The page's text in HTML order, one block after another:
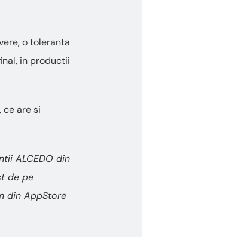
o toleranta
in productii
are si
ALCEDO din
de pe
din AppStore